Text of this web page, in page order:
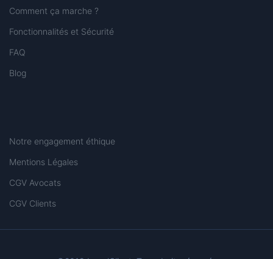
Comment ça marche ?
Fonctionnalités et Sécurité
FAQ
Blog
Notre engagement éthique
Mentions Légales
CGV Avocats
CGV Clients